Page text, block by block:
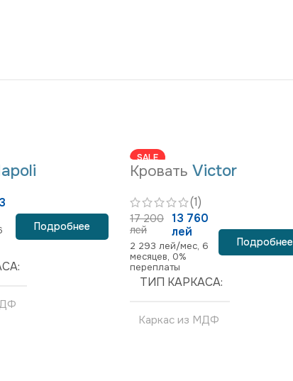
Подробнее
SALE
Кровать Victor
(1)
17 200
лей
13 760
лей
2 293 лей/мес, 6
месяцев, 0%
переплаты
Подробнее
ТИП КАРКАСА
Каркас из МДФ